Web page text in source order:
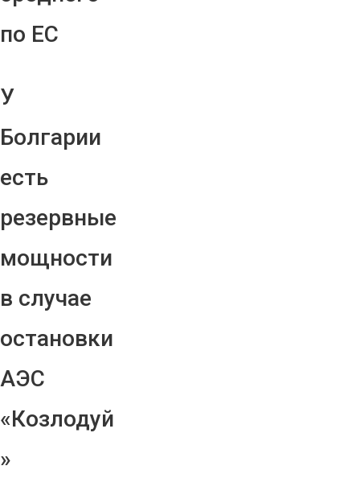
по ЕС
У
Болгарии
есть
резервные
мощности
в случае
остановки
АЭС
«Козлодуй
»